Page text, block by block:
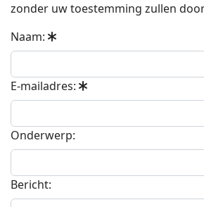
zonder uw toestemming zullen
Naam:
E-mailadres:
Onderwerp:
Bericht: